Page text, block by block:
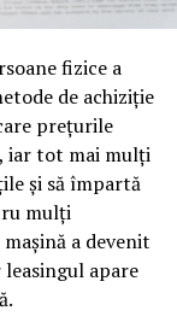
pe o
în care se
pe care
ca să
de ignorat.
însă timpul
despre cât de
fizice a
de achiziție
prețurile
iar tot mai mulți
și să împartă
mulți
a devenit
apare